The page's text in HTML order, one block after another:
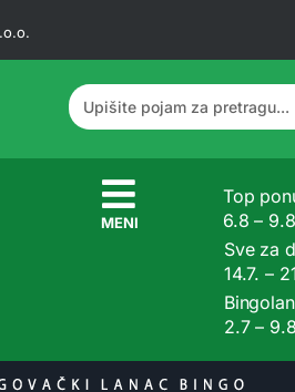
MENI
Top
6.8 –
Sve za
14.7. –
2.7 –